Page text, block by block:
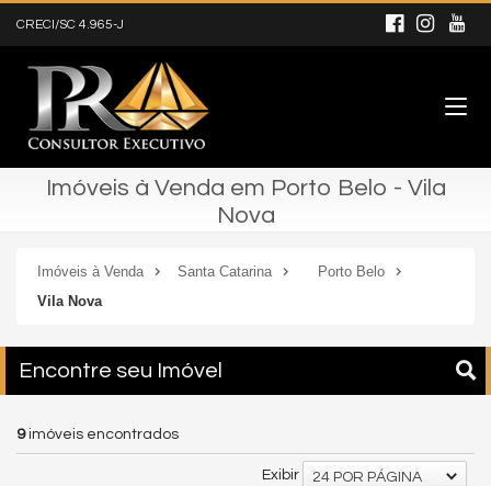
CRECI/SC 4.965-J
Imóveis à Venda em Porto Belo - Vila
Nova
Imóveis à Venda Santa Catarina
Porto Belo
Vila Nova
Encontre seu Imóvel
9imóveis encontrados
Exibir 24 POR PÁGINA